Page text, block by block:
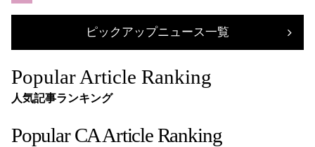
ピックアップニュース一覧
Popular Article Ranking
人気記事ランキング
Popular CA Article Ranking